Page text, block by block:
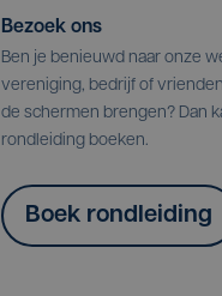
Bezoek ons
Ben je benieuwd naar onze
vereniging, bedrijf of
de schermen brengen? Dan
rondleiding boeken.
Boek rondleiding